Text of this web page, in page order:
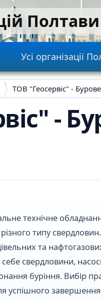
Полтави
Усі організації
ТОВ "Геосервіс" -
-
технічне
типу
та
свердловини,
буріння. Вибір
успішного